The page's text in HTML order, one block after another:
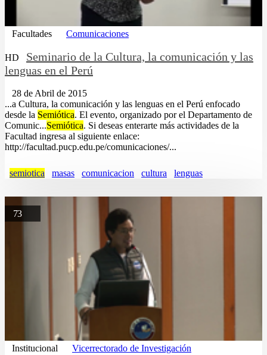
Facultades Comunicaciones
HD
Seminario de la Cultura, la comunicación y las
lenguas en el Perú
28 de Abril de 2015
...a Cultura, la comunicación y las lenguas en el Perú enfocado
desde la Semiótica. El evento, organizado por el Departamento de
Comunic...Semiótica. Si deseas enterarte más actividades de la
Facultad ingresa al siguiente enlace:
http://facultad.pucp.edu.pe/comunicaciones/...
semiotica masas comunicacion cultura lenguas
73
Institucional Vicerrectorado de Investigación